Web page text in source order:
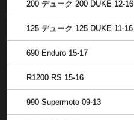
200 デューク 200 DUKE 12-16
125 デューク 125 DUKE 11-16
690 Enduro 15-17
R1200 RS 15-16
990 Supermoto 09-13